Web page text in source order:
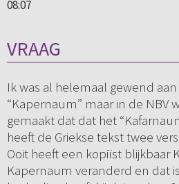
08:07
VRAAG
Ik was al helemaal gewend
“Kapernaum” maar in de NBV
gemaakt dat dat het
heeft de Griekse tekst twee
Ooit heeft een kopiïst blijkbaar
Kapernaum veranderd en dat